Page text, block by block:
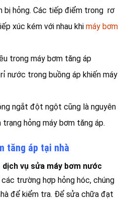
bị hỏng. Các tiếp điểm trong rơ
xúc kém với nhau khi máy bơm
trong máy bơm tăng áp
nước trong buồng áp khiến máy
ngắt đột ngột cũng là nguyên
trạng hỏng máy bơm tăng áp.
tăng áp tại nhà
dịch vụ sửa máy bơm nước
trường hợp hỏng hóc, chúng
để kiểm tra. Để sửa chữa đạt